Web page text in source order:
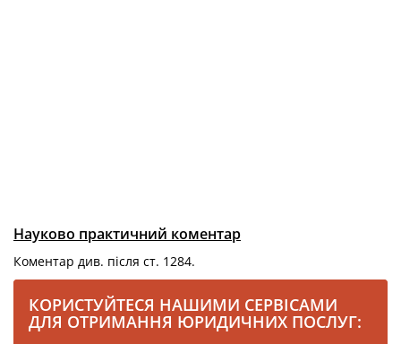
Науково практичний коментар
Коментар див. після ст. 1284.
КОРИСТУЙТЕСЯ НАШИМИ СЕРВІСАМИ
ДЛЯ ОТРИМАННЯ ЮРИДИЧНИХ ПОСЛУГ: